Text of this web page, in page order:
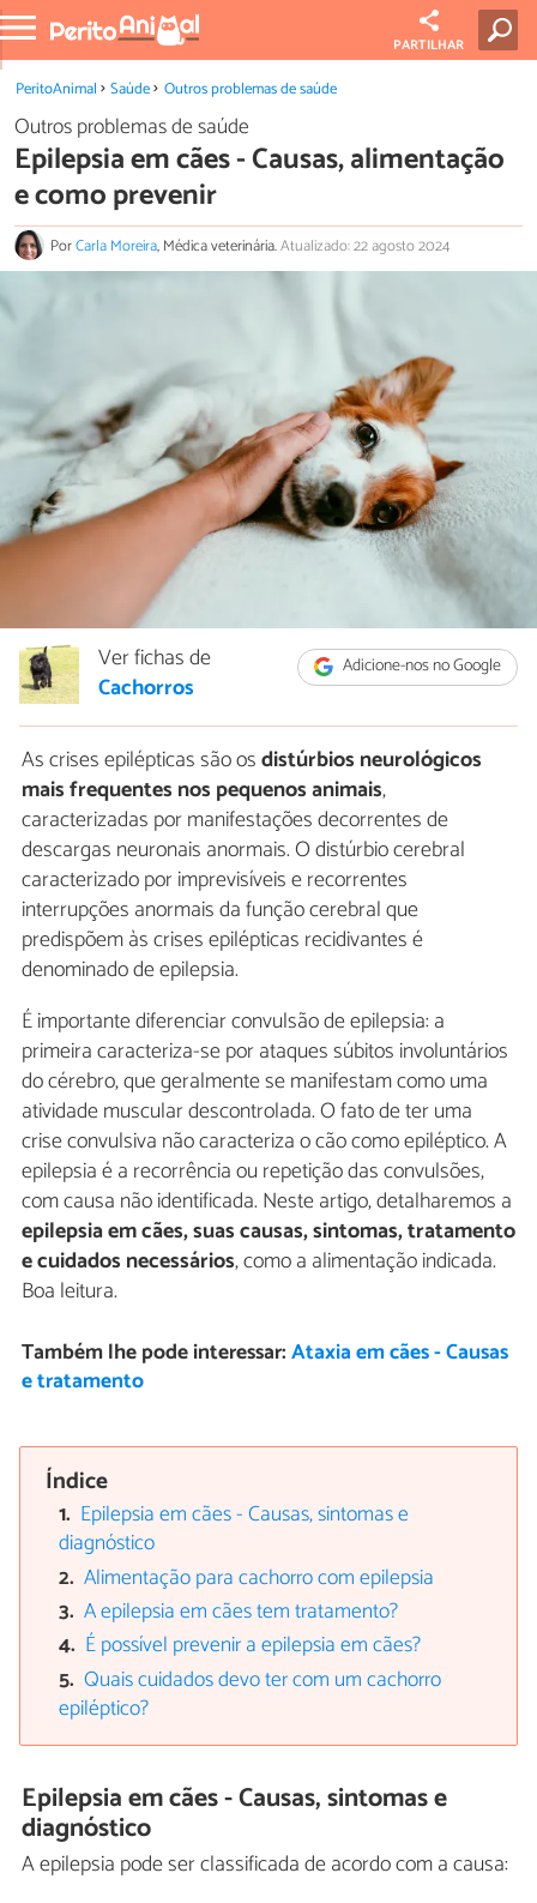
PARTILHAR
PeritoAnimal Saúde Outros problemas de saúde
Outros problemas de saúde
Epilepsia em cães - Causas, alimentação
e como prevenir
PorCarla Moreira, Médica veterinária.Atualizado: 22 agosto 2024
Adicione-nos no Google
Ver fichas de
Cachorros
As crises epilépticas são osdistúrbios neurológicos
mais frequentes nos pequenos animais,
caracterizadas por manifestações decorrentes de
descargas neuronais anormais. O distúrbio cerebral
caracterizado por imprevisíveis e recorrentes
interrupções anormais da função cerebral que
predispõem às crises epilépticas recidivantes é
denominado de epilepsia.
É importante diferenciar convulsão de epilepsia: a
primeira caracteriza-se por ataques súbitos involuntários
do cérebro, que geralmente se manifestam como uma
atividade muscular descontrolada. O fato de ter uma
crise convulsiva não caracteriza o cão como epiléptico. A
epilepsia é a recorrência ou repetição das convulsões,
com causa não identificada. Neste artigo, detalharemos a
epilepsia em cães, suas causas, sintomas, tratamento
e cuidados necessários, como a alimentação indicada.
Boa leitura.
Também lhe pode interessar:Ataxia em cães - Causas
e tratamento
Índice
Epilepsia em cães - Causas, sintomas e
diagnóstico
Alimentação para cachorro com epilepsia
A epilepsia em cães tem tratamento?
É possível prevenir a epilepsia em cães?
Quais cuidados devo ter com um cachorro
epiléptico?
Epilepsia em cães - Causas, sintomas e
diagnóstico
A epilepsia pode ser classificada de acordo com a causa: